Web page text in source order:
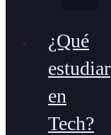
¿Qué
estudiar
en
Tech?